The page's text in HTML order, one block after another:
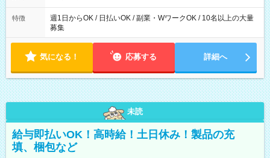
特徴
週1日からOK / 日払いOK / 副業・WワークOK / 10名以上の大量
募集
気になる！ 応募する 詳細へ
未読
給与即払いOK！高時給！土日休み！製品の充
填、梱包など